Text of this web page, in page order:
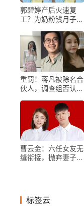
郭碧婷产后火速复
工？为奶粉钱月子期
重罚！蒋凡被除名合
伙人，调查组否认他
曹云金：六任女友无
缝衔接，抛弃妻子唐
标签云